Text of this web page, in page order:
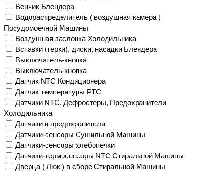
Венчик Блендера
Водораспределитель ( воздушная камера )
Посудомоечной Машины
Воздушная заслонка Холодильника
Вставки (терки), диски, насадки Блендера
Выключатель-кнопка
Выключатель-кнопка
Датчик NTC Кондиционера
Датчик температуры PTC
Датчики NTC, Дефростеры, Предохранители
Холодильника
Датчики и предохранители
Датчики-сенсоры Сушильной Машины
Датчики-сенсоры хлебопечки
Датчики-термосенсоры NTC Стиральной Машины
Дверца ( Люк ) в сборе Стиральной Машины